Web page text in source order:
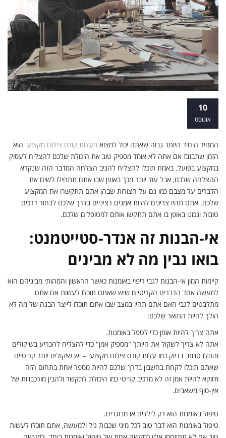
10
אוגוסט
המחיר היחיד היותר גבוה שאתה יכול למצוא מעלות קורס צילום מקצועי הוא
הזמן שתבזבז אם אתה לא אומד מספיק טוב את היכולת שלכם להצליח לעסוק
במקצוע בפועל. באמת תוכלו להצליח להניב הצלחה המדבר הזה שנקרא
ההצלחה שלכם, אבל עוד יותר מכך באופן שבו אתם תתחילו לשים את
הדברים על מצבם כמו גם על הצורות שבהן אתם תתקשרו את המקצוע
שלכם. אתם תהיו צריכים להיות אמנים רציניים בדרך שלכם לבחור דרכים
טובות ונכונו באופן בו אתם תתקשו אותם למטופלים שלכם.
אי-הבנות זה אנדר-סטייטמנט:
בואו נבין מה לא מבינים
קיימות המון אי-הבנות לגבי ריפוי באומנות כאשר הראשון והמהותי מביניהם הוא
למעשה אחד הדברים הקריטיים שיש שאתם תוכלו לעשות אם אתם
מתלבטים לגבי האם אתם תהיו במצב שבו אתם תוכלו לייצר הבנה של מה לא
הולך להיות התואר שלכם:
אתה צריך להיות אומן כדי לטפל באומנות.
אתה לא צריך לשקול את היותך "מספיק אמן" כדי להצליח להכריע בשיקולים
והתלבטויות. בדיוק כמו עלות קורס צילום מקצועי – יש שיקולים יותר קריטיים
שאתם תוכלו לקחת בחשבון בדרך שלכם להיות מספר אחת בתחום הזה
ודווקא להיות אמן זה לא מרכיב קריטי כמו היכולת לתקשר ולהבין מורכבויות של
אין-סוף משאבים.
טיפול באומנות הוא רק לילדים או מבוגרים.
טיפול באומנות הוא דבר טוב לכל מיני שכבות גיל ולמעשה, אתם תוכלו לעשות